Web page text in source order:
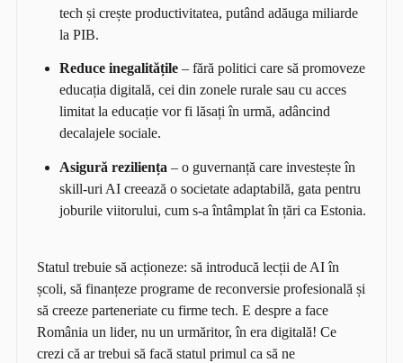
tech și crește productivitatea, putând adăuga miliarde
la PIB.
Reduce inegalitățile – fără politici care să promoveze
educația digitală, cei din zonele rurale sau cu acces
limitat la educație vor fi lăsați în urmă, adâncind
decalajele sociale.
Asigură reziliența – o guvernanță care investește în
skill-uri AI creează o societate adaptabilă, gata pentru
joburile viitorului, cum s-a întâmplat în țări ca Estonia.
Statul trebuie să acționeze: să introducă lecții de AI în
școli, să finanțeze programe de reconversie profesională și
să creeze parteneriate cu firme tech. E despre a face
România un lider, nu un urmăritor, în era digitală! Ce
crezi că ar trebui să facă statul primul ca să ne